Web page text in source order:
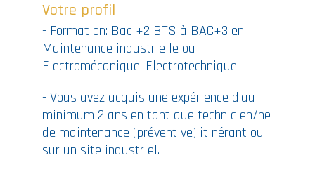
Votre profil
- Formation: Bac +2 BTS à BAC+3 en
Maintenance industrielle ou
Electromécanique, Electrotechnique.
- Vous avez acquis une expérience d'au
minimum 2 ans en tant que technicien/ne
de maintenance (préventive) itinérant ou
sur un site industriel.